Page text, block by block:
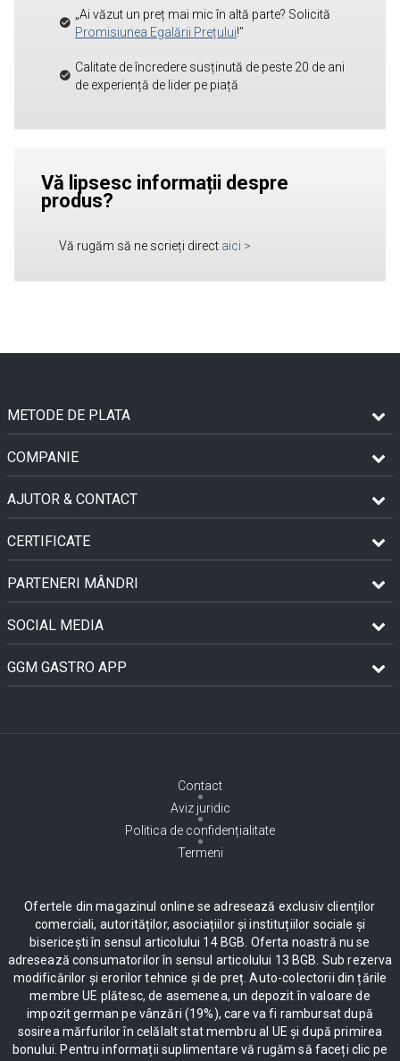
„Ai văzut un preț mai mic în altă parte? Solicită
Promisiunea Egalării Prețului!”
Calitate de încredere susținută de peste 20 de ani
de experiență de lider pe piață
Vă lipsesc informații despre
produs?
Vă rugăm să ne scrieți direct aici >
METODE DE PLATA
COMPANIE
AJUTOR & CONTACT
CERTIFICATE
PARTENERI MÂNDRI
SOCIAL MEDIA
GGM GASTRO APP
Contact
Aviz juridic
Politica de confidențialitate
Termeni
Ofertele din magazinul online se adresează exclusiv clienților
comerciali, autorităților, asociațiilor și instituțiilor sociale și
bisericești în sensul articolului 14 BGB. Oferta noastră nu se
adresează consumatorilor în sensul articolului 13 BGB. Sub rezerva
modificărilor și erorilor tehnice și de preț. Auto-colectorii din țările
membre UE plătesc, de asemenea, un depozit în valoare de
impozit german pe vânzări (19%), care va fi rambursat după
sosirea mărfurilor în celălalt stat membru al UE și după primirea
bonului. Pentru informații suplimentare vă rugăm să faceți clic pe